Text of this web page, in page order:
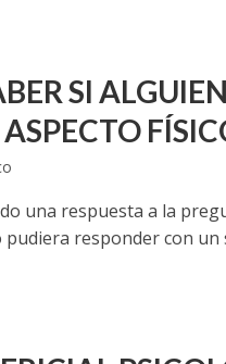
SI
una respuesta a la
responder con un